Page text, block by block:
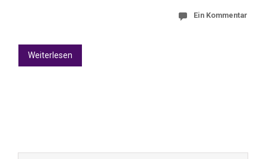
Ein Kommentar
Weiterlesen